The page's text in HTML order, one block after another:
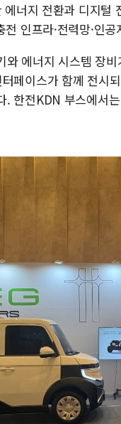
너지 전환과 디지털
전 인프라·전력망·인
와 에너지 시스템 장
페이스가 함께 전시
. 한전KDN 부스에서